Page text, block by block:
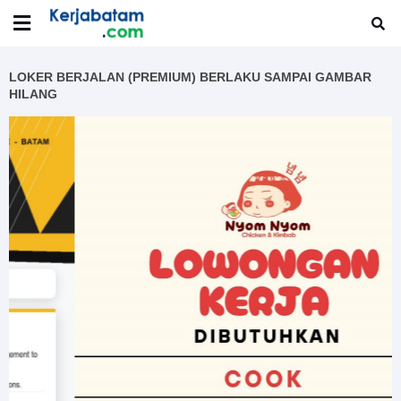
LOKER BERJALAN (PREMIUM) BERLAKU SAMPAI GAMBAR
HILANG